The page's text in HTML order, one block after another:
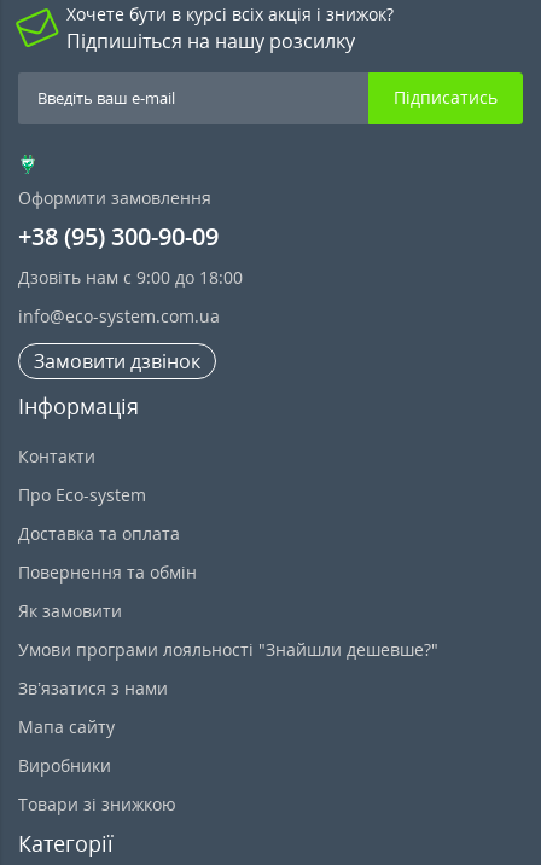
Хочете бути в курсі всіх акція і знижок?
Підпишіться на нашу розсилку
Підписатись
Оформити замовлення
+38 (95) 300-90-09
Дзовіть нам с 9:00 до 18:00
info@eco-system.com.ua
Замовити дзвінок
Інформація
Контакти
Про Eco-system
Доставка та оплата
Повернення та обмін
Як замовити
Умови програми лояльності "Знайшли дешевше?"
Зв’язатися з нами
Мапа сайту
Виробники
Товари зі знижкою
Категорії